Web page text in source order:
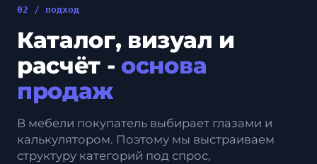
02 / подход
Каталог, визуал и
расчёт -основа
продаж
В мебели покупатель выбирает глазами и
калькулятором. Поэтому мы выстраиваем
структуру категорий под спрос,